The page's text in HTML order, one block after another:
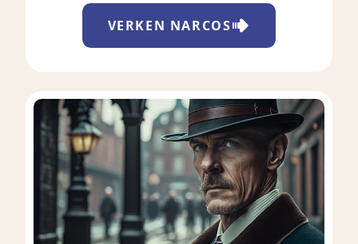
VERKEN NARCOS